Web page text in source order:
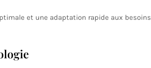
et une adaptation rapide aux besoins